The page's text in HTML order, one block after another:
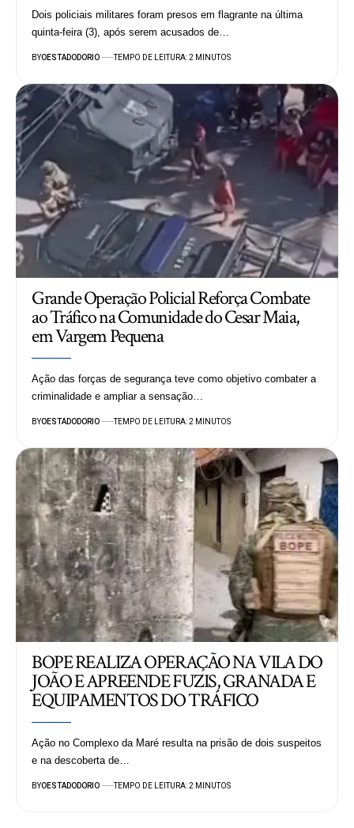
Dois policiais militares foram presos em flagrante na última
quinta-feira (3), após serem acusados de…
BYOESTADODORIO TEMPO DE LEITURA: 2 MINUTOS
Grande Operação Policial Reforça Combate
ao Tráfico na Comunidade do Cesar Maia,
em Vargem Pequena
Ação das forças de segurança teve como objetivo combater a
criminalidade e ampliar a sensação…
BYOESTADODORIO TEMPO DE LEITURA: 2 MINUTOS
BOPE REALIZA OPERAÇÃO NA VILA DO
JOÃO E APREENDE FUZIS, GRANADA E
EQUIPAMENTOS DO TRÁFICO
Ação no Complexo da Maré resulta na prisão de dois suspeitos
e na descoberta de…
BYOESTADODORIO TEMPO DE LEITURA: 2 MINUTOS